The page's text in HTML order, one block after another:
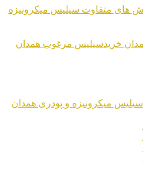
سیلیس میکرونیزه
خریدسیلیس مرغوب همدان
سیلیس میکرونیزه و پودری همدان